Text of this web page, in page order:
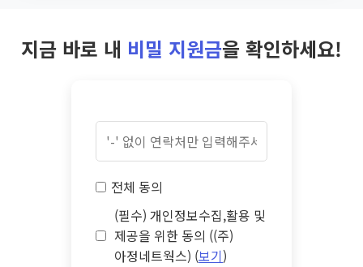
지금 바로 내 비밀 지원금을 확인하세요!
전체 동의
(필수) 개인정보수집,활용 및
제공을 위한 동의 ((주)
아정네트웍스) (보기)